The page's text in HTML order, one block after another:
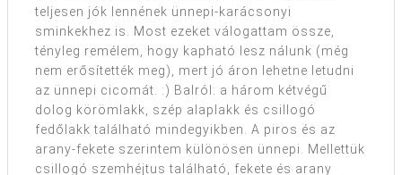
teljesen jók lennének ünnepi-karácsonyi
sminkekhez is. Most ezeket válogattam össze,
tényleg remélem, hogy kapható lesz nálunk (még
nem erősítették meg), mert jó áron lehetne letudni
az ünnepi cicomát. :) Balról: a három kétvégű
dolog körömlakk, szép alaplakk és csillogó
fedőlakk található mindegyikben. A piros és az
arany-fekete szerintem különösen ünnepi. Mellettük
csillogó szemhéjtus található, fekete és arany